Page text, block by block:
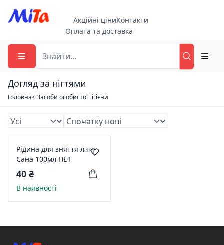
Акційні ціниКонтакти
Оплата та доставка
Догляд за нігтями
Головна< Засоби особистої гігієни
Рідина для зняття лаку
Сана 100мл ПЕТ
40 ₴
В наявності